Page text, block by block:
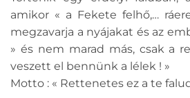
amikor « a Fekete felhő,…
megzavarja a nyájakat és az
» és nem marad más, csak a
veszett el bennünk a lélek ! »
Motto : « Rettenetes ez a te